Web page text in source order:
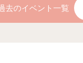
去のイベント一覧